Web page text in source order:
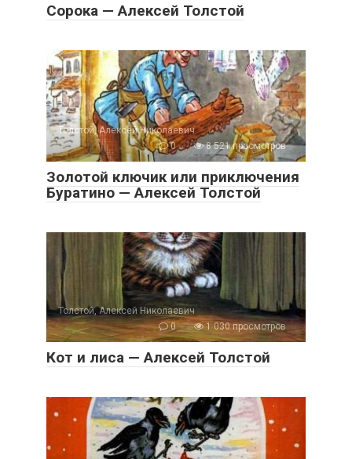
Сорока — Алексей Толстой
Толстой, Алексей Николаевич
0
8 521 просмотров
Золотой ключик или приключения
Буратино — Алексей Толстой
Толстой, Алексей Николаевич
0
1 030 просмотров
Кот и лиса — Алексей Толстой